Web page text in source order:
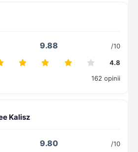
9.88 /10
4.8
162 opinii
9.80 /10